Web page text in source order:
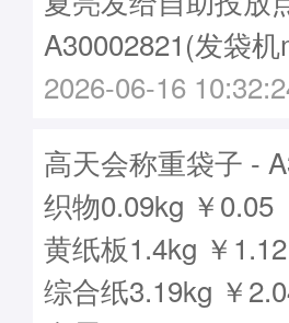
A30002821(发袋
2026-06-16
高天会称重袋子 -
织物0.09kg ￥0.05
黄纸板1.4kg ￥1.12
综合纸3.19kg ￥